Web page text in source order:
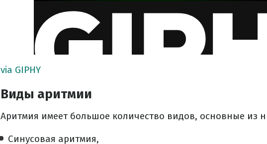
via GIPHY
Виды аритмии
Аритмия имеет большое количество видов, основные из
Синусовая аритмия,